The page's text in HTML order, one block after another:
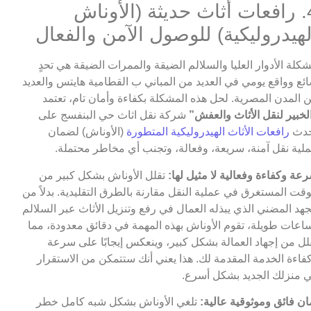
4. رافعات أثاث حديثة (الأوناش
للوصول الآمن والفعال
الأدوار العليا والسلالم الضيقة والممرات الضيقة هي تحدٍ
وواقع يومي في العديد من المباني ب القطامية هايتس والعديد
المدن المصرية. لحل هذه المشكلة بكفاءة وأمان تام، تعتمد
لنقل الأثاث والعفش” شركة نقل اثاث حي البنفسج على
رافعات الأثاث الهيدروليكية المتطورة (الأوناش) لضمان
نقل آمنة، سريعة، وفعالة، وتجنب أي مخاطر محتملة.
وكفاءة وفعالية لا مثيل لها: تقلل الأوناش بشكل كبير من
المستغرق في عملية النقل مقارنة بالطرق التقليدية. بدلاً من
المضني الذي يبذله العمال في رفع وتنزيل الأثاث عبر السلالم
طويلة، تقوم الأوناش بهذه المهمة في دقائق معدودة، مما
من إجهاد العمالة بشكل كبير، وينعكس إيجابًا على سرعة
الخدمة المقدمة لك. هذا يعني أنك ستتمكن من الاستقرار
منزلك الجديد بشكل أسرع.
فائق وموثوقية عالية: تلغي الأوناش بشكل شبه كامل خطر